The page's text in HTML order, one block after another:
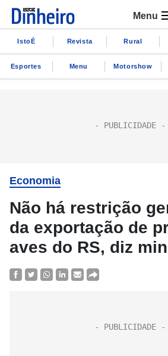
Menu
IstoÉ Revista Rural
Esportes Menu Motorshow
Economia
Não há restrição
da exportação de
aves do RS, diz